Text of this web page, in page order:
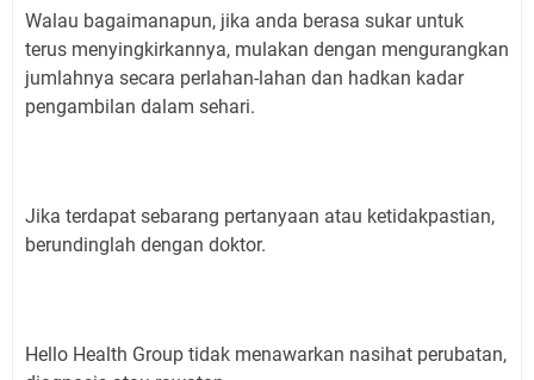
Walau bagaimanapun, jika anda berasa sukar untuk
terus menyingkirkannya, mulakan dengan mengurangkan
jumlahnya secara perlahan-lahan dan hadkan kadar
pengambilan dalam sehari.
Jika terdapat sebarang pertanyaan atau ketidakpastian,
berundinglah dengan doktor.
Hello Health Group tidak menawarkan nasihat perubatan,